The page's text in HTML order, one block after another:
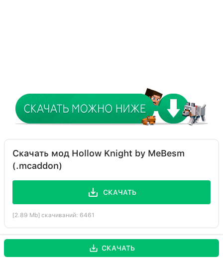
Скачать мод Hollow Knight by MeBesm
(.mcaddon)
СКАЧАТЬ
[2.89 Mb] скачиваний: 6461
Поддерживаемые версии
СКАЧАТЬ